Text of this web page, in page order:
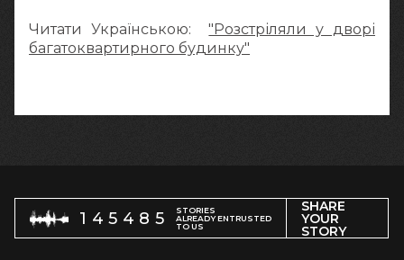
Читати Українською:"Розстріляли у дворі
багатоквартирного будинку"
145485
STORIES
ALREADY ENTRUSTED
TO US
SHARE
YOUR
STORY